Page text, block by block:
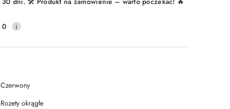
0
Czerwony
Rozety okrągłe